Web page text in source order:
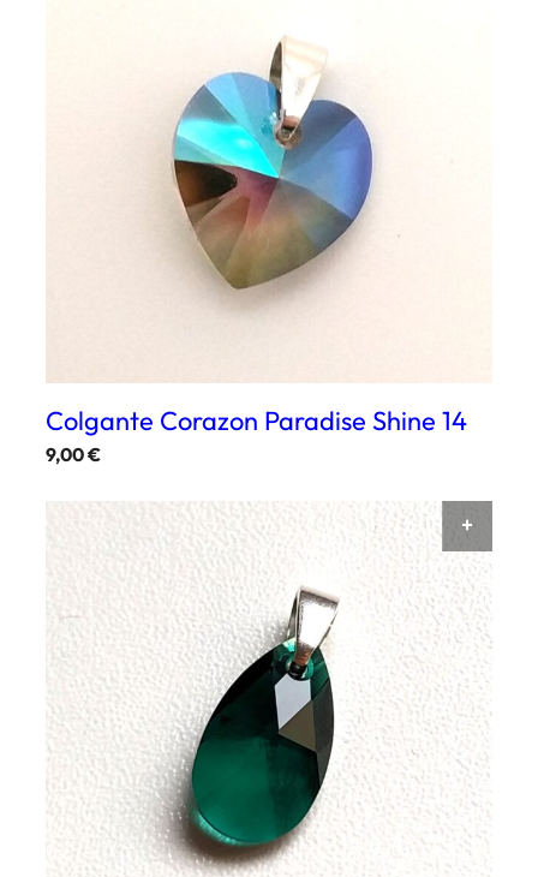
Colgante Corazon Paradise Shine 14
9,00€